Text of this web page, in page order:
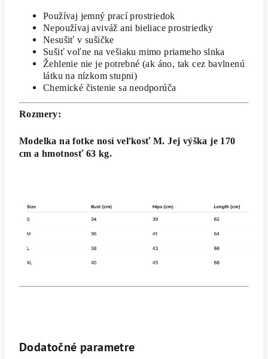
Používaj jemný prací prostriedok
Nepoužívaj aviváž ani bieliace prostriedky
Nesušiť v sušičke
Sušiť voľne na vešiaku mimo priameho slnka
Žehlenie nie je potrebné (ak áno, tak cez bavlnenú
látku na nízkom stupni)
Chemické čistenie sa neodporúča
Rozmery:
Modelka na fotke nosí veľkosť M. Jej výška je 170
cm a hmotnosť 63 kg.
Dodatočné parametre